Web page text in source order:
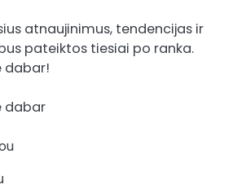
atnaujinimus, tendencijas ir
pateiktos tiesiai po ranka.
dabar!
dabar